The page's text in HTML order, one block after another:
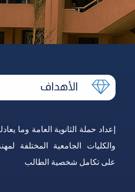
إعداد حملة الثانوية العامة وما
والكليات الجامعية المختلفة
على تكامل شخصية الطالب